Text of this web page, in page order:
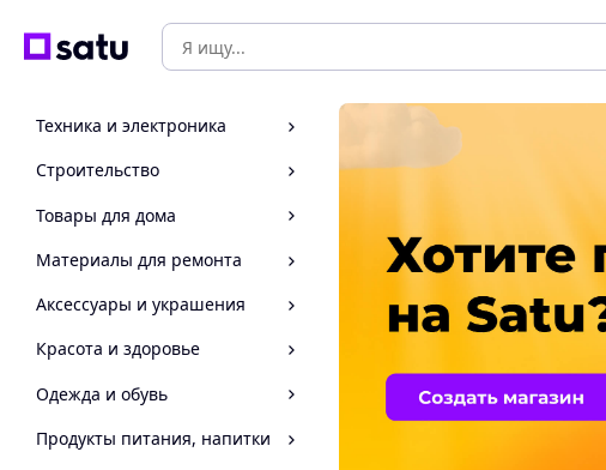
Техника и электроника
Строительство
Товары для дома
Материалы для ремонта
Аксессуары и украшения
Красота и здоровье
Одежда и обувь
Продукты питания, напитки